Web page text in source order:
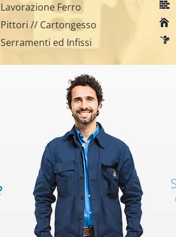
Lavorazione Ferro
Pittori // Cartongesso
Serramenti ed Infissi